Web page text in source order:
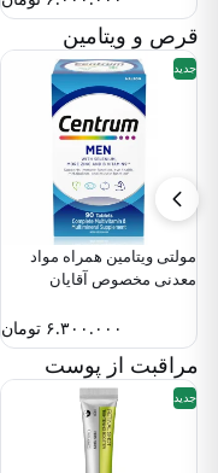
قرص و ویتامین
جدید
مولتی‌ ویتامین همراه مواد
معدنی مخصوص آقایان
۶.۳۰۰.۰۰۰ تومان
مراقبت از پوست
جدید